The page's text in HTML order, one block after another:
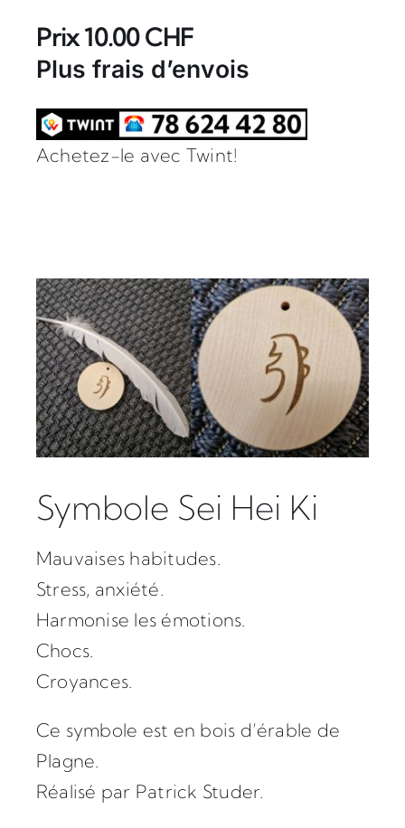
Prix 10.00 CHF
Plus frais d’envois
Achetez-le avec Twint!
Symbole Sei Hei Ki
Mauvaises habitudes.
Stress, anxiété.
Harmonise les émotions.
Chocs.
Croyances.
Ce symbole est en bois d’érable de
Plagne.
Réalisé par Patrick Studer.